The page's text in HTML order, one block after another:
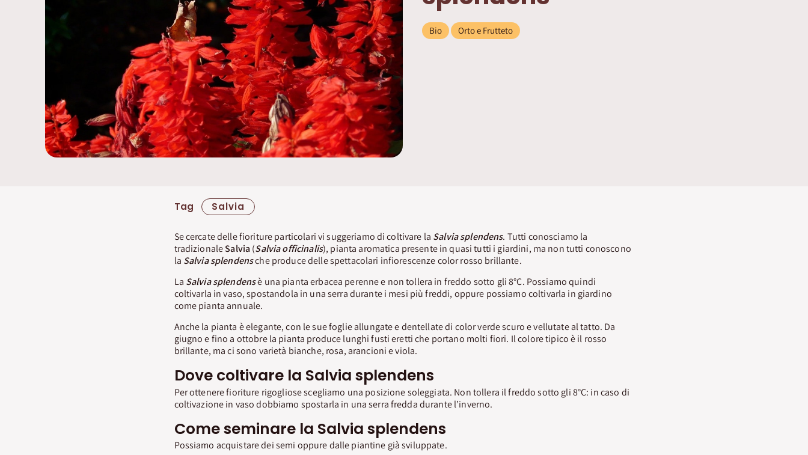
Bio Orto e Frutteto
Tag Salvia
Se cercate delle fioriture particolari vi suggeriamo di coltivare la Salvia splendens. Tutti conosciamo la
tradizionaleSalvia (Salvia officinalis), pianta aromatica presente in quasi tutti i giardini, ma non tutti conoscono
la Salvia splendensche produce delle spettacolari infiorescenze color rosso brillante.
La Salvia splendensè una pianta erbacea perenne e non tollera in freddo sotto gli 8°C. Possiamo quindi
coltivarla in vaso, spostandola in una serra durante i mesi più freddi, oppure possiamo coltivarla in giardino
come pianta annuale.
Anche la pianta è elegante, con le sue foglie allungate e dentellate di color verde scuro e vellutate al tatto. Da
giugno e fino a ottobre la pianta produce lunghi fusti eretti che portano molti fiori. Il colore tipico è il rosso
brillante, ma ci sono varietà bianche, rosa, arancioni e viola.
Dove coltivare la Salvia splendens
Per ottenere fioriture rigogliose scegliamo una posizione soleggiata. Non tollera il freddo sotto gli 8°C: in caso di
coltivazione in vaso dobbiamo spostarla in una serra fredda durante l’inverno.
Come seminare la Salvia splendens
Possiamo acquistare dei semi oppure dalle piantine già sviluppate.